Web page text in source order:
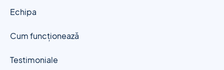
Echipa
Cum funcționează
Testimoniale